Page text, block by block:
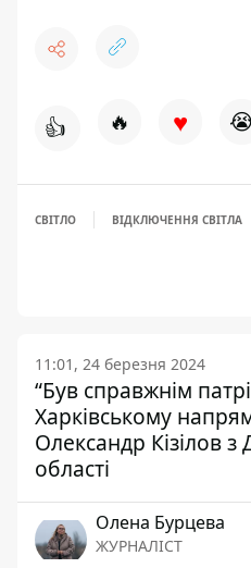
👍 🔥 ♥
СВІТЛО ВІДКЛЮЧЕННЯ СВІТЛА
11:01, 24 березня 2024
“Був справжнім
Харківському
Олександр Кізілов з
області
Олена Бурцева
ЖУРНАЛІСТ